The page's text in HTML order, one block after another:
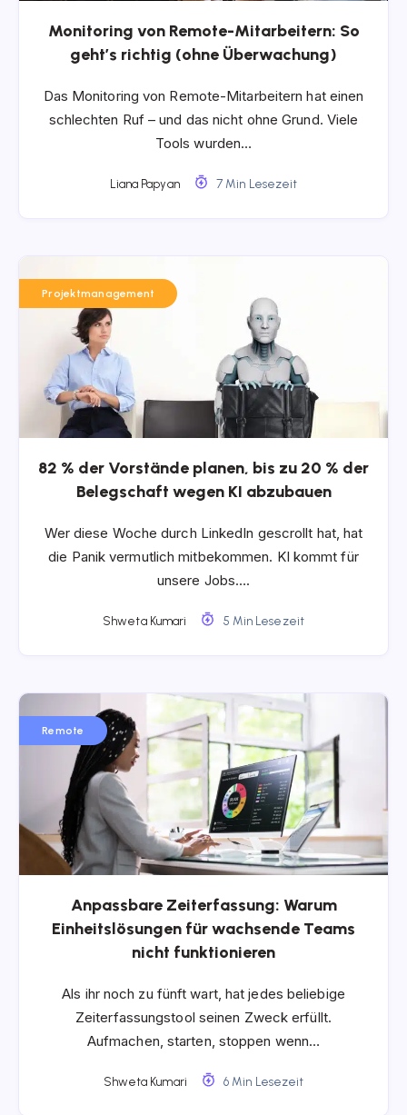
Monitoring von Remote-Mitarbeitern: So
geht’s richtig (ohne Überwachung)
Das Monitoring von Remote-Mitarbeitern hat einen
schlechten Ruf – und das nicht ohne Grund. Viele
Tools wurden…
Liana Papyan 7 Min Lesezeit
Projektmanagement
82 % der Vorstände planen, bis zu 20 % der
Belegschaft wegen KI abzubauen
Wer diese Woche durch LinkedIn gescrollt hat, hat
die Panik vermutlich mitbekommen. KI kommt für
unsere Jobs….
Shweta Kumari 5 Min Lesezeit
Remote
Anpassbare Zeiterfassung: Warum
Einheitslösungen für wachsende Teams
nicht funktionieren
Als ihr noch zu fünft wart, hat jedes beliebige
Zeiterfassungstool seinen Zweck erfüllt.
Aufmachen, starten, stoppen wenn…
Shweta Kumari 6 Min Lesezeit